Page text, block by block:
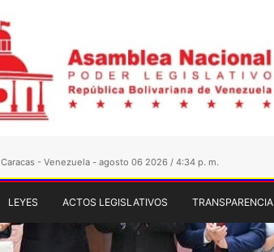
Caracas - Venezuela - agosto 06 2026 / 4:34 p. m.
LEYES ACTOS LEGISLATIVOS TRANSPARENCIA